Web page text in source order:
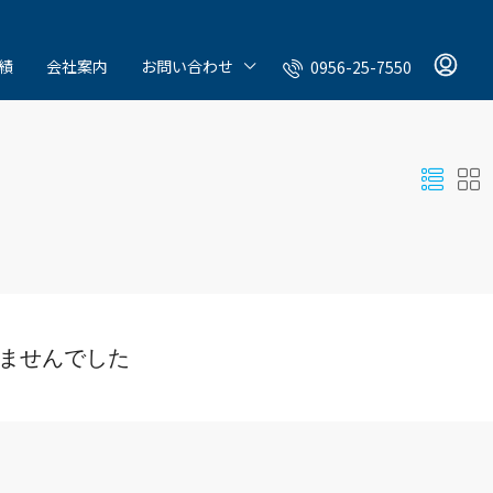
会社案内 お問い合わせ 0956-25-7550
せんでした